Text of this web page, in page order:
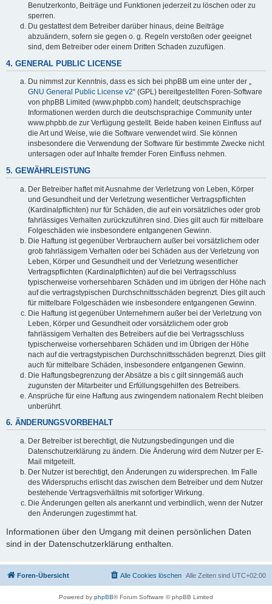
Benutzerkonto, Beiträge und Funktionen jederzeit zu löschen oder zu
sperren.
Du gestattest dem Betreiber darüber hinaus, deine Beiträge
abzuändern, sofern sie gegen o. g. Regeln verstoßen oder geeignet
sind, dem Betreiber oder einem Dritten Schaden zuzufügen.
4. GENERAL PUBLIC LICENSE
Du nimmst zur Kenntnis, dass es sich bei phpBB um eine unter der „
GNU General Public License v2“ (GPL) bereitgestellten Foren-Software
von phpBB Limited (www.phpbb.com) handelt; deutschsprachige
Informationen werden durch die deutschsprachige Community unter
www.phpbb.de zur Verfügung gestellt. Beide haben keinen Einfluss auf
die Art und Weise, wie die Software verwendet wird. Sie können
insbesondere die Verwendung der Software für bestimmte Zwecke nicht
untersagen oder auf Inhalte fremder Foren Einfluss nehmen.
5. GEWÄHRLEISTUNG
Der Betreiber haftet mit Ausnahme der Verletzung von Leben, Körper
und Gesundheit und der Verletzung wesentlicher Vertragspflichten
(Kardinalpflichten) nur für Schäden, die auf ein vorsätzliches oder grob
fahrlässiges Verhalten zurückzuführen sind. Dies gilt auch für mittelbare
Folgeschäden wie insbesondere entgangenen Gewinn.
Die Haftung ist gegenüber Verbrauchern außer bei vorsätzlichem oder
grob fahrlässigem Verhalten oder bei Schäden aus der Verletzung von
Leben, Körper und Gesundheit und der Verletzung wesentlicher
Vertragspflichten (Kardinalpflichten) auf die bei Vertragsschluss
typischerweise vorhersehbaren Schäden und im übrigen der Höhe nach
auf die vertragstypischen Durchschnittsschäden begrenzt. Dies gilt auch
für mittelbare Folgeschäden wie insbesondere entgangenen Gewinn.
Die Haftung ist gegenüber Unternehmern außer bei der Verletzung von
Leben, Körper und Gesundheit oder vorsätzlichem oder grob
fahrlässigem Verhalten des Betreibers auf die bei Vertragsschluss
typischerweise vorhersehbaren Schäden und im Übrigen der Höhe
nach auf die vertragstypischen Durchschnittsschäden begrenzt. Dies gilt
auch für mittelbare Schäden, insbesondere entgangenen Gewinn.
Die Haftungsbegrenzung der Absätze a bis c gilt sinngemäß auch
zugunsten der Mitarbeiter und Erfüllungsgehilfen des Betreibers.
Ansprüche für eine Haftung aus zwingendem nationalem Recht bleiben
unberührt.
6. ÄNDERUNGSVORBEHALT
Der Betreiber ist berechtigt, die Nutzungsbedingungen und die
Datenschutzerklärung zu ändern. Die Änderung wird dem Nutzer per E-
Mail mitgeteilt.
Der Nutzer ist berechtigt, den Änderungen zu widersprechen. Im Falle
des Widerspruchs erlischt das zwischen dem Betreiber und dem Nutzer
bestehende Vertragsverhältnis mit sofortiger Wirkung.
Die Änderungen gelten als anerkannt und verbindlich, wenn der Nutzer
den Änderungen zugestimmt hat.
Informationen über den Umgang mit deinen persönlichen Daten
sind in der Datenschutzerklärung enthalten.
Foren-Übersicht Alle Zeiten sind UTC+02:00
Alle Cookies löschen
Powered by phpBB® Forum Software © phpBB Limited